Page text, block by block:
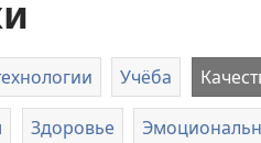
Учёба
Здоровье